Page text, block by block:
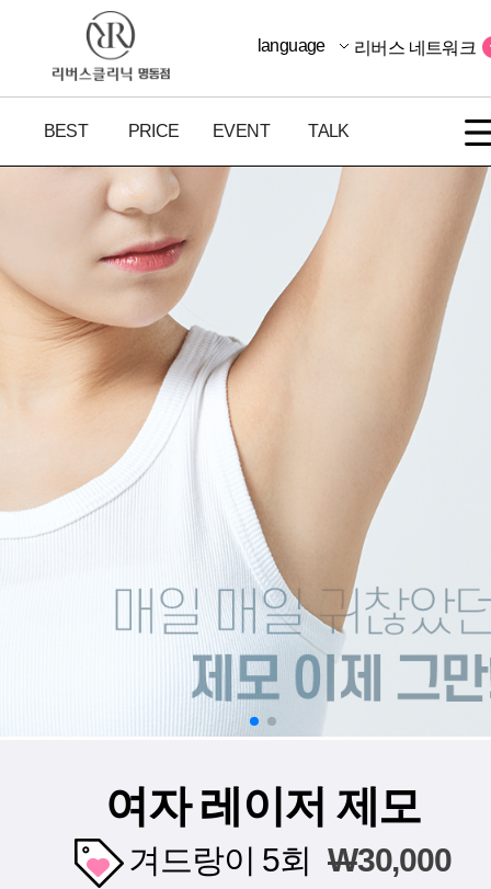
BEST PRICE EVENT TALK
language 리버스 네트워크
여자 레이저 제모
겨드랑이 5회 W30,000